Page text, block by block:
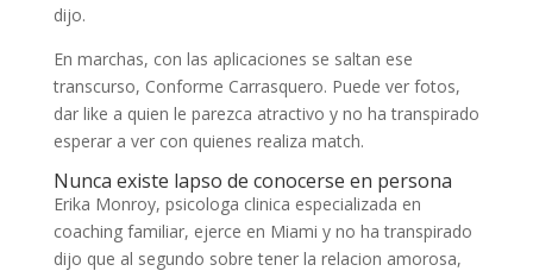
dijo.
En marchas, con las aplicaciones se saltan ese
transcurso, Conforme Carrasquero. Puede ver fotos,
dar like a quien le parezca atractivo y no ha transpirado
esperar a ver con quienes realiza match.
Nunca existe lapso de conocerse en persona
Erika Monroy, psicologa clinica especializada en
coaching familiar, ejerce en Miami y no ha transpirado
dijo que al segundo sobre tener la relacion amorosa,